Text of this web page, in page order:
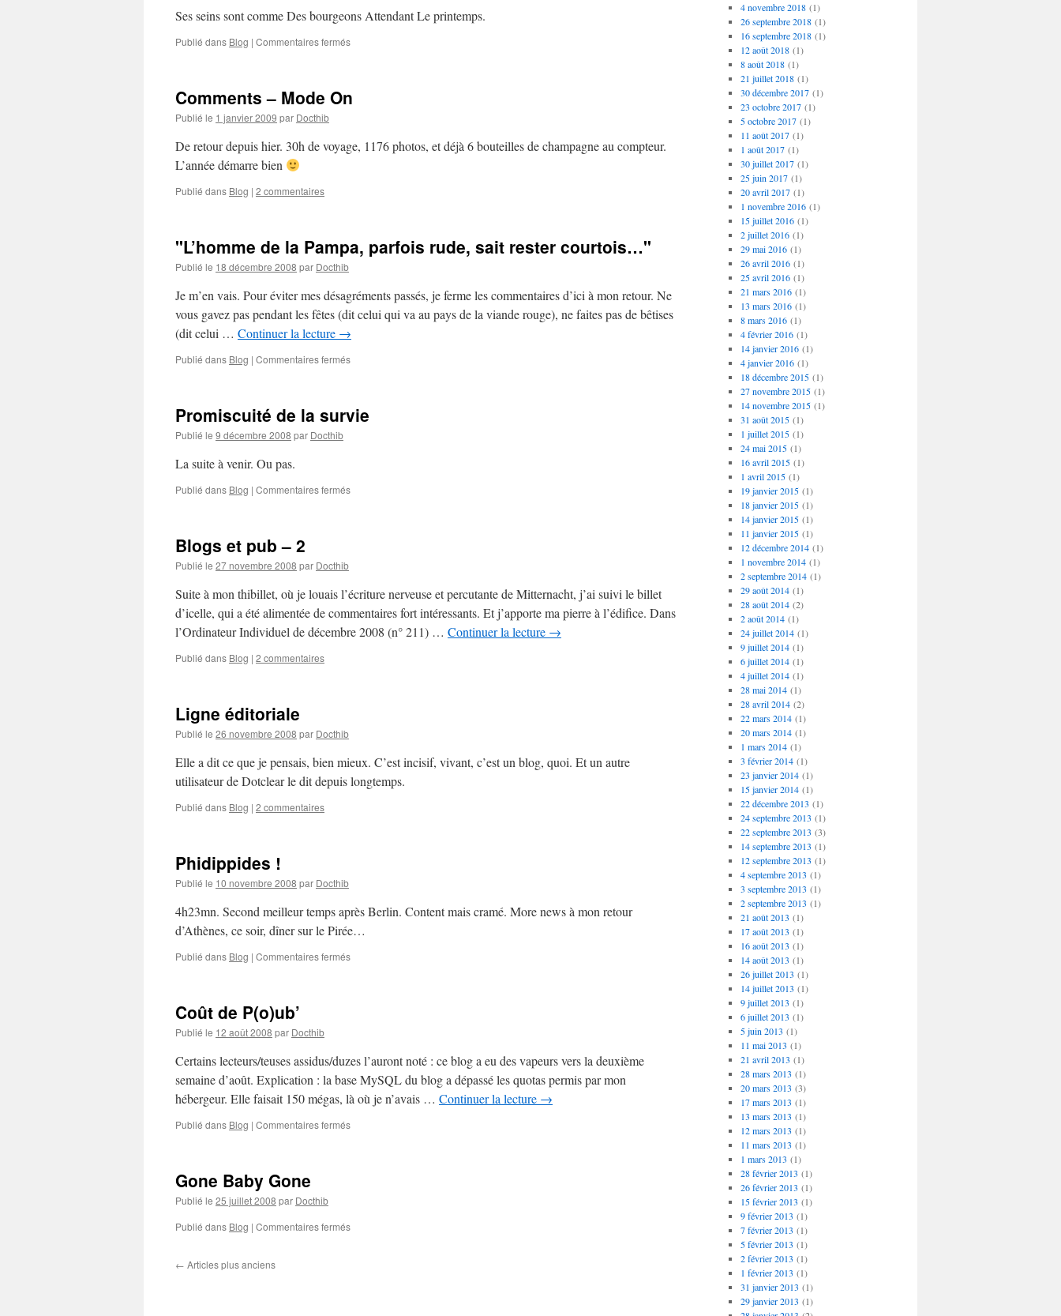
Ses seins sont comme Des bourgeons Attendant Le printemps.
Publié dans Blog | Commentaires ferméssur
saphir
Comments – Mode On
Publié le 1 janvier 2009 par Docthib
De retour depuis hier. 30h de voyage, 1176 photos, et déjà 6 bouteilles de champagne au compteur.
L’année démarre bien
Publié dans Blog | 2 commentaires
"L’homme de la Pampa, parfois rude, sait rester courtois…"
Publié le 18 décembre 2008 par Docthib
Je m’en vais. Pour éviter mes désagréments passés, je ferme les commentaires d’ici à mon retour. Ne
vous gavez pas pendant les fêtes (dit celui qui va au pays de la viande rouge), ne faites pas de bêtises
(dit celui … Continuer la lecture →
Publié dans Blog | Commentaires ferméssur
Pampa,
Promiscuité de la survie
Publié le 9 décembre 2008 par Docthib
La suite à venir. Ou pas.
Publié dans Blog | Commentaires ferméssur
Blogs et pub – 2
Publié le 27 novembre 2008 par Docthib
Suite à mon thibillet, où je louais l’écriture nerveuse et percutante de Mitternacht, j’ai suivi le billet
d’icelle, qui a été alimentée de commentaires fort intéressants. Et j’apporte ma pierre à l’édifice. Dans
l’Ordinateur Individuel de décembre 2008 (n° 211) … Continuer la lecture →
Publié dans Blog | 2 commentaires
Ligne éditoriale
Publié le 26 novembre 2008 par Docthib
Elle a dit ce que je pensais, bien mieux. C’est incisif, vivant, c’est un blog, quoi. Et un autre
utilisateur de Dotclear le dit depuis longtemps.
Publié dans Blog | 2 commentaires
Phidippides !
Publié le 10 novembre 2008 par Docthib
4h23mn. Second meilleur temps après Berlin. Content mais cramé. More news à mon retour
d’Athènes, ce soir, dîner sur le Pirée…
Publié dans Blog | Commentaires ferméssur
Coût de P(o)ub’
Publié le 12 août 2008 par Docthib
Certains lecteurs/teuses assidus/duzes l’auront noté : ce blog a eu des vapeurs vers la deuxième
semaine d’août. Explication : la base MySQL du blog a dépassé les quotas permis par mon
hébergeur. Elle faisait 150 mégas, là où je n’avais … Continuer la lecture →
Publié dans Blog | Commentaires ferméssur
Gone Baby Gone
Publié le 25 juillet 2008 par Docthib
Publié dans Blog | Commentaires ferméssur
← Articles plus anciens
4 novembre 2018(1)
26 septembre 2018(1)
16 septembre 2018(1)
12 août 2018(1)
8 août 2018(1)
21 juillet 2018(1)
30 décembre 2017(1)
23 octobre 2017(1)
5 octobre 2017(1)
11 août 2017(1)
1 août 2017(1)
30 juillet 2017(1)
25 juin 2017(1)
20 avril 2017(1)
1 novembre 2016(1)
15 juillet 2016(1)
2 juillet 2016(1)
29 mai 2016(1)
26 avril 2016(1)
25 avril 2016(1)
21 mars 2016(1)
13 mars 2016(1)
8 mars 2016(1)
4 février 2016(1)
14 janvier 2016(1)
4 janvier 2016(1)
18 décembre 2015(1)
27 novembre 2015(1)
14 novembre 2015(1)
31 août 2015(1)
1 juillet 2015(1)
24 mai 2015(1)
16 avril 2015(1)
1 avril 2015(1)
19 janvier 2015(1)
18 janvier 2015(1)
14 janvier 2015(1)
11 janvier 2015(1)
12 décembre 2014(1)
1 novembre 2014(1)
2 septembre 2014(1)
29 août 2014(1)
28 août 2014(2)
2 août 2014(1)
24 juillet 2014(1)
9 juillet 2014(1)
6 juillet 2014(1)
4 juillet 2014(1)
28 mai 2014(1)
28 avril 2014(2)
22 mars 2014(1)
20 mars 2014(1)
1 mars 2014(1)
3 février 2014(1)
23 janvier 2014(1)
15 janvier 2014(1)
22 décembre 2013 (1)
24 septembre 2013 (1)
22 septembre 2013 (3)
14 septembre 2013 (1)
12 septembre 2013 (1)
4 septembre 2013 (1)
3 septembre 2013 (1)
2 septembre 2013 (1)
21 août 2013 (1)
17 août 2013 (1)
16 août 2013 (1)
14 août 2013 (1)
26 juillet 2013 (1)
14 juillet 2013 (1)
9 juillet 2013 (1)
6 juillet 2013 (1)
5 juin 2013 (1)
11 mai 2013 (1)
21 avril 2013 (1)
28 mars 2013 (1)
20 mars 2013 (3)
17 mars 2013 (1)
13 mars 2013 (1)
12 mars 2013 (1)
11 mars 2013 (1)
1 mars 2013 (1)
28 février 2013 (1)
26 février 2013 (1)
15 février 2013 (1)
9 février 2013 (1)
7 février 2013 (1)
5 février 2013 (1)
2 février 2013 (1)
1 février 2013 (1)
31 janvier 2013 (1)
29 janvier 2013 (1)